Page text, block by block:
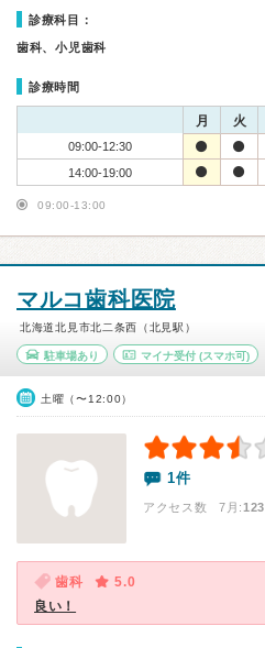
診療科目：
歯科、小児歯科
診療時間
月 火
09:00-12:30
14:00-19:00
09:00-13:00
マルコ歯科医院
北海道北見市北二条西（北見駅）
駐車場あり マイナ受付(スマホ可)
土曜（〜12:00）
1件
アクセス数 7月:123
歯科
5.0
良い！